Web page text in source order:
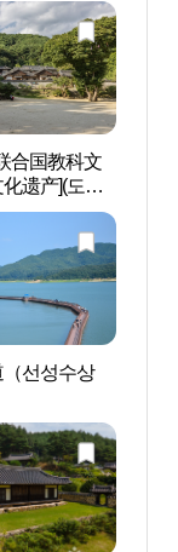
合国教科文
遗产](도산
코 세계문화
선성수상